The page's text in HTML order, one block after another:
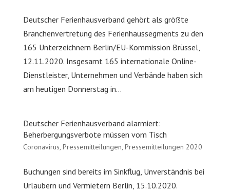
Deutscher Ferienhausverband gehört als größte
Branchenvertretung des Ferienhaussegments zu den
165 Unterzeichnern Berlin/EU-Kommission Brüssel,
12.11.2020. Insgesamt 165 internationale Online-
Dienstleister, Unternehmen und Verbände haben sich
am heutigen Donnerstag in...
Deutscher Ferienhausverband alarmiert:
Beherbergungsverbote müssen vom Tisch
Coronavirus, Pressemitteilungen, Pressemitteilungen 2020
Buchungen sind bereits im Sinkflug, Unverständnis bei
Urlaubern und Vermietern Berlin, 15.10.2020.